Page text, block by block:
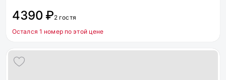
4390 ₽2 гостя
Остался 1 номер по этой цене